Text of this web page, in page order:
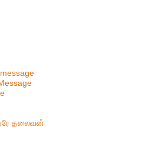
தலைவன்